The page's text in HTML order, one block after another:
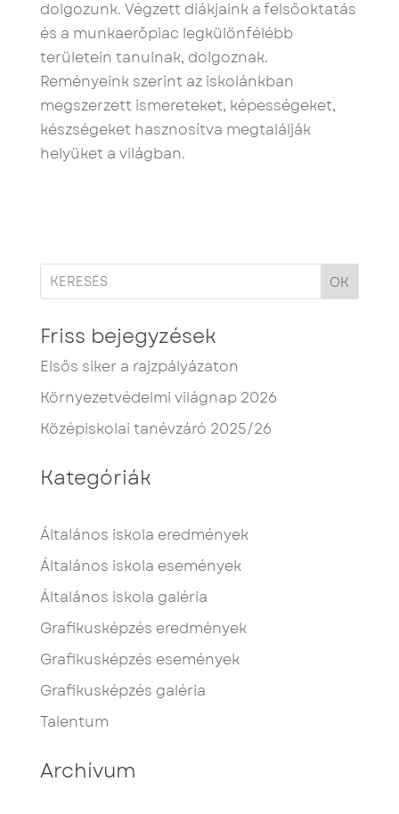
dolgozunk. Végzett diákjaink a felsőoktatás
és a munkaerőpiac legkülönfélébb
területein tanulnak, dolgoznak.
Reményeink szerint az iskolánkban
megszerzett ismereteket, képességeket,
készségeket hasznosítva megtalálják
helyüket a világban.
OK
Friss bejegyzések
Elsős siker a rajzpályázaton
Környezetvédelmi világnap 2026
Középiskolai tanévzáró 2025/26
Kategóriák
Általános iskola eredmények
Általános iskola események
Általános iskola galéria
Grafikusképzés eredmények
Grafikusképzés események
Grafikusképzés galéria
Talentum
Archívum